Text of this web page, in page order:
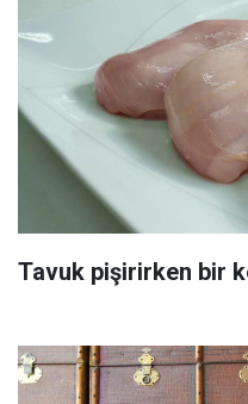
Tavuk pişirirken bir